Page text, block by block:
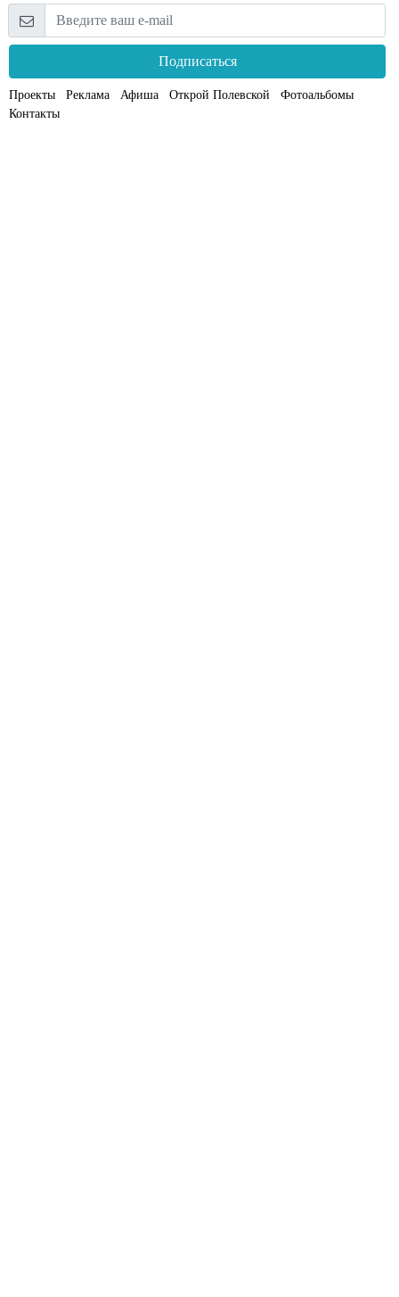
Подписаться
Проекты Реклама Афиша Открой Полевской
Фотоальбомы
Контакты